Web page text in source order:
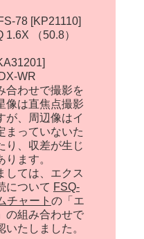
78 [KP21110]
（50.8）
WR
合わせで撮影を
像は直焦点撮影
が、周辺像はイ
まっていないた
り、収差が生じ
ます。
しては、エクス
について FSQ-
チャート の「エ
の組み合わせで
たしました。